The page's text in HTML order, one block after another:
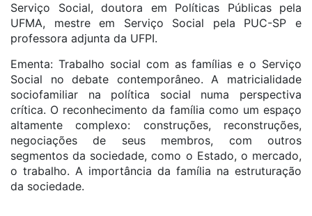
Serviço Social, doutora em Políticas Públicas pela
UFMA, mestre em Serviço Social pela PUC-SP e
professora adjunta da UFPI.
Ementa: Trabalho social com as famílias e o Serviço
Social no debate contemporâneo. A matricialidade
sociofamiliar na política social numa perspectiva
crítica. O reconhecimento da família como um espaço
altamente complexo: construções, reconstruções,
negociações de seus membros, com outros
segmentos da sociedade, como o Estado, o mercado,
o trabalho. A importância da família na estruturação
da sociedade.